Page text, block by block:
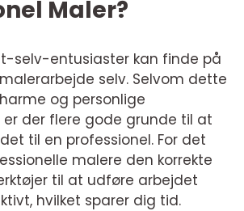
Maler?
selv-entusiaster kan finde på
selv. Selvom dette
og personlige
er der flere gode grunde til at
til en professionel. For det
malere den korrekte
til at udføre arbejdet
hvilket sparer dig tid.